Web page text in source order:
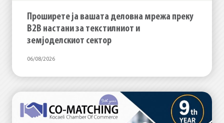
Проширете ја вашата деловна мрежа преку
B2B настани за текстилниот и
земјоделскиот сектор
06/08/2026